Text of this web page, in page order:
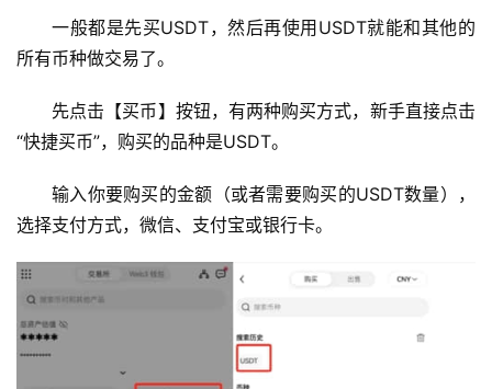
一般都是先买USDT，然后再使用USDT就能和其他的
所有币种做交易了。
先点击【买币】按钮，有两种购买方式，新手直接点击
“快捷买币”，购买的品种是USDT。
输入你要购买的金额（或者需要购买的USDT数量），
选择支付方式，微信、支付宝或银行卡。